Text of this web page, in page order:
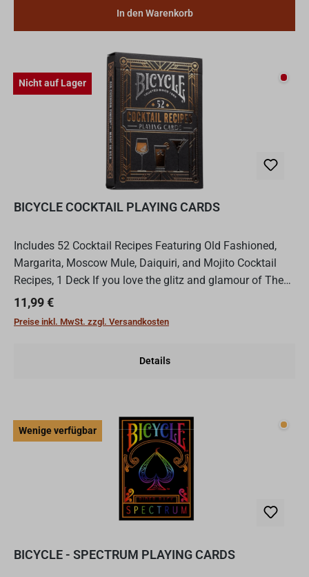
In den Warenkorb
Nicht auf Lager Nicht
BICYCLE COCKTAIL PLAYING CARDS
Includes 52 Cocktail Recipes Featuring Old Fashioned,
Margarita, Moscow Mule, Daiquiri, and Mojito Cocktail
Recipes, 1 Deck If you love the glitz and glamour of The
Great Gatsby as much as we do, then you are in luck!...
Regulärer Preis:
11,99 €
Preise inkl. MwSt. zzgl. Versandkosten
Details
Wenige verfügbar
BICYCLE - SPECTRUM PLAYING CARDS